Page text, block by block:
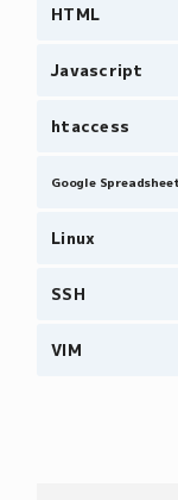
HTML
Javascript
htaccess
Google Spreadsheet
Linux
SSH
VIM